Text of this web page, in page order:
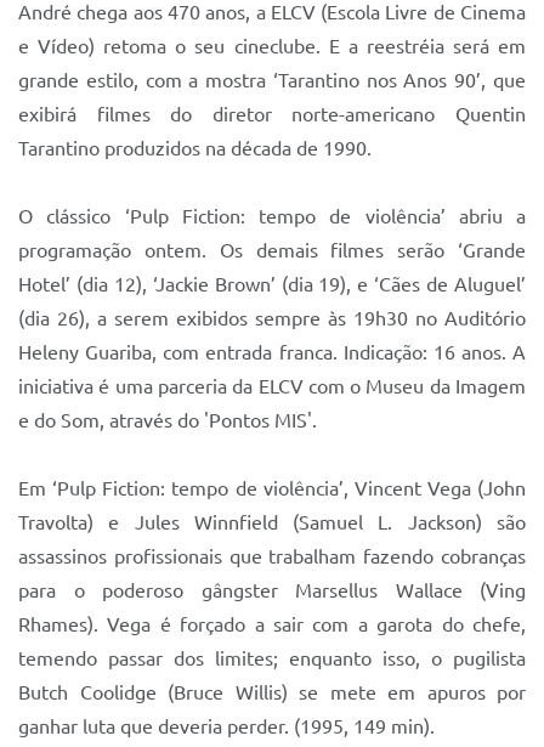
Lista de Comorbidades
Mobilidade Urbana Sustentável
Parque Escola
Quadra Fiscal
Sistema Colab
André chega aos 470 anos, a ELCV (Escola Livre de Cinema
e Vídeo) retoma o seu cineclube. E a reestréia será em
grande estilo, com a mostra ‘Tarantino nos Anos 90’, que
exibirá filmes do diretor norte-americano Quentin
Tarantino produzidos na década de 1990.
O clássico ‘Pulp Fiction: tempo de violência’ abriu a
programação ontem. Os demais filmes serão ‘Grande
Hotel’ (dia 12), ‘Jackie Brown’ (dia 19), e ‘Cães de Aluguel’
(dia 26), a serem exibidos sempre às 19h30 no Auditório
Heleny Guariba, com entrada franca. Indicação: 16 anos. A
iniciativa é uma parceria da ELCV com o Museu da Imagem
e do Som, através do 'Pontos MIS'.
Em ‘Pulp Fiction: tempo de violência’, Vincent Vega (John
Travolta) e Jules Winnfield (Samuel L. Jackson) são
assassinos profissionais que trabalham fazendo cobranças
para o poderoso gângster Marsellus Wallace (Ving
Rhames). Vega é forçado a sair com a garota do chefe,
temendo passar dos limites; enquanto isso, o pugilista
Butch Coolidge (Bruce Willis) se mete em apuros por
ganhar luta que deveria perder. (1995, 149 min).